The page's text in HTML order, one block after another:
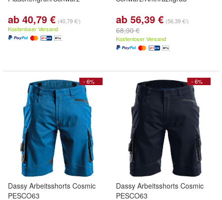
ab 40,79 € (40,79 €/)
Kostenloser Versand
ab 56,39 € (56,39 €/)
68,90 €
Kostenloser Versand
- 6%
Dassy Arbeitsshorts Cosmic
PESCO63
- 6%
Dassy Arbeitsshorts Cosmic
PESCO63